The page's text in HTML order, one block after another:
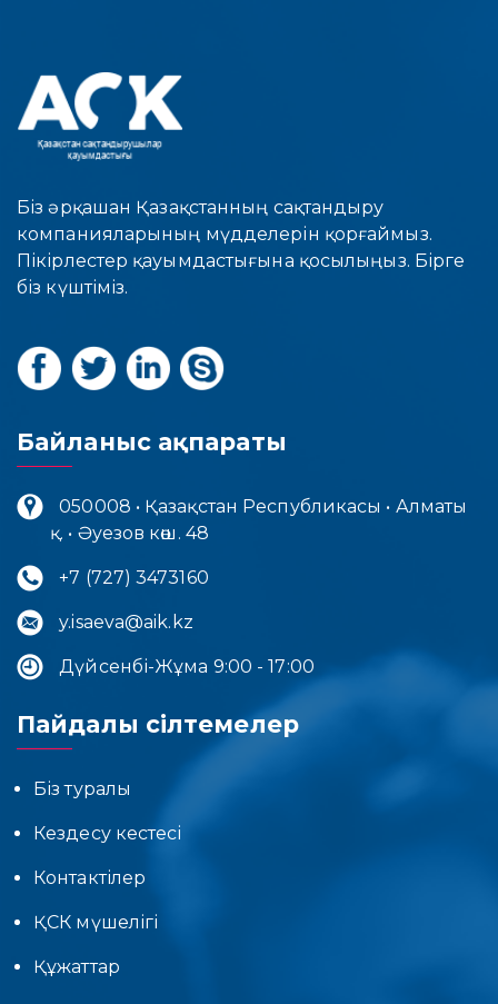
Біз әрқашан Қазақстанның сақтандыру
компанияларының мүдделерін қорғаймыз.
Пікірлестер қауымдастығына қосылыңыз. Бірге
біз күштіміз.
Байланыс ақпараты
050008 • Қазақстан Республикасы • Алматы
қ. • Әуезов көш. 48
+7 (727) 3473160
y.isaeva@aik.kz
Дүйсенбі-Жұма 9:00 - 17:00
Пайдалы сілтемелер
Біз туралы
Кездесу кестесі
Контактілер
ҚСК мүшелігі
Құжаттар